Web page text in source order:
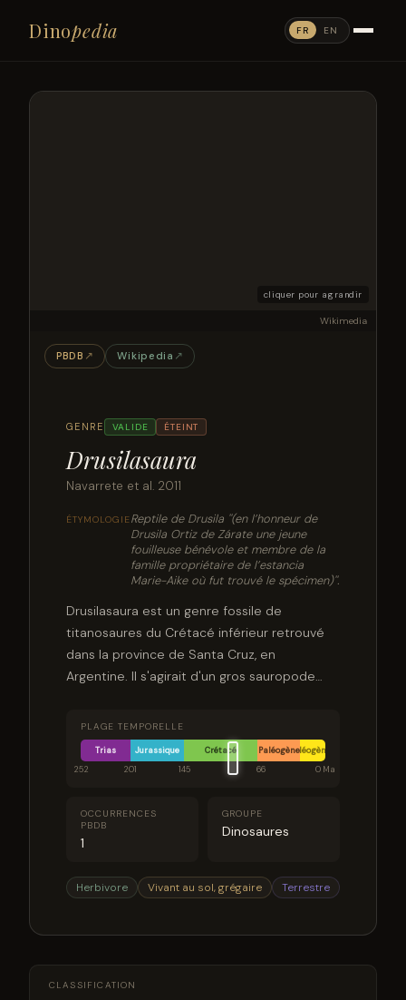
Dinopedia FR EN
GENRE VALIDE ÉTEINT
Drusilasaura
Navarrete et al. 2011
ÉTYMOLOGIEReptile de Drusila ''(en l’honneur de
Drusila Ortiz de Zárate une jeune
fouilleuse bénévole et membre de la
famille propriétaire de l’estancia
Marie-Aike où fut trouvé le spécimen)''.
Drusilasaura est un genre fossile de
titanosaures du Crétacé inférieur retrouvé
dans la province de Santa Cruz, en
Argentine. Il s'agirait d'un gros sauropode
Lognkosauria. Si c'est le cas, il serait le plus
vieux membre jamais retrouvé de ce clade.
PLAGE TEMPORELLE
Trias Jurassique Crétacé PaléogèneNéogène
252
201 145 66 0 Ma
OCCURRENCES
PBDB
1
GROUPE
Dinosaures
Herbivore Vivant au sol, grégaire Terrestre
cliquer pour agrandir
Wikimedia
PBDB ↗ Wikipedia ↗
CLASSIFICATION